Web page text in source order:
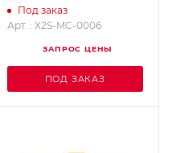
прямоугольниками, Grit
6 SUPERABRASIVE X2S-
Под заказ
Арт. : X2S-MC-0006
ЗАПРОС ЦЕНЫ
ПОД ЗАКАЗ